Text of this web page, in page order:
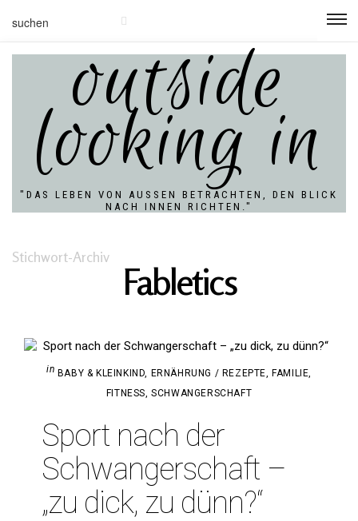
outside
looking in
"DAS LEBEN VON AUSSEN BETRACHTEN, DEN BLICK N
ACH INNEN RICHTEN."
Stichwort-Archiv
Fabletics
in BABY & KLEINKIND, ERNÄHRUNG / REZEPTE, FAMILIE,
FITNESS,SCHWANGERSCHAFT
Sport nach der
Schwan­ger­schaft –
„zu dick, zu dünn?“